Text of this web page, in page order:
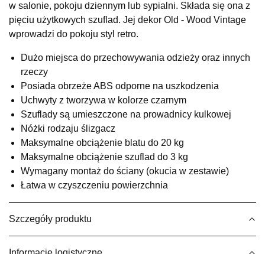
SALON MEBLOWY KUBUŚ
UL.RZEMIEŚLNICZA 6
66-470 KOSTRZYN NAD ODRĄ
Nr tel.507103199
Godziny otwarcia
Pn-Pt: 10:00-18:00, Sb: 10:00-14:00
Najniższa cena sprzedawcy z ostatnich 30 dni
Wybierz
Salon meblowy
w salonie, pokoju dziennym lub sypialni. Składa się ona z
pięciu użytkowych szuflad. Jej dekor Old - Wood Vintage
wprowadzi do pokoju styl retro.
Dużo miejsca do przechowywania odzieży oraz innych
rzeczy
Posiada obrzeże ABS odporne na uszkodzenia
Uchwyty z tworzywa w kolorze czarnym
Szuflady są umieszczone na prowadnicy kulkowej
Nóżki rodzaju ślizgacz
Maksymalne obciążenie blatu do 20 kg
Maksymalne obciążenie szuflad do 3 kg
Wymagany montaż do ściany (okucia w zestawie)
Łatwa w czyszczeniu powierzchnia
Szczegóły produktu